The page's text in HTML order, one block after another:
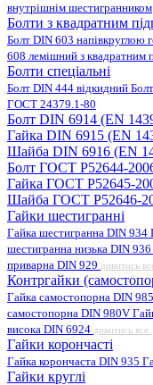
внутрішнім шестигранником
Болти з квадратним
Болт DIN 603 напівкруглою
608 лемішний з квадратним
Болти спеціальні
Болт DIN 444 відкидний
ГОСТ 24379.1-80
Болт DIN 6914 (EN
Гайка DIN 6915 (EN
Шайба DIN 6916 (EN
Болт ГОСТ Р52644-
Гайка ГОСТ Р52645-
Шайба ГОСТ Р52646-
Гайки шестигранні
Гайка шестигранна DIN 934
шестигранна низька DIN 936
приварна DIN 929 дивитись
Контргайки
Гайка самостопорна DIN 985
самостопорна DIN 980V
висока DIN 6924 дивитись все
Гайки корончасті
Гайка корончаста DIN 935
Гайки круглі